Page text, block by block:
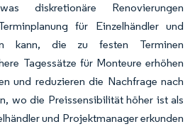
diskretionäre Renovierungen
für Einzelhändler und
kann, die zu festen Terminen
Tagessätze für Monteure erhöhen
und reduzieren die Nachfrage nach
wo die Preissensibilität höher ist als
und Projektmanager erkunden